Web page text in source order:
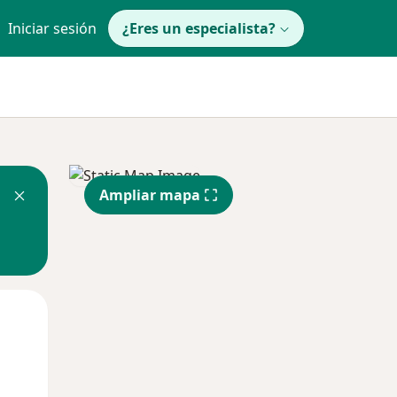
Iniciar sesión ¿Eres un especialista?
Ampliar mapa